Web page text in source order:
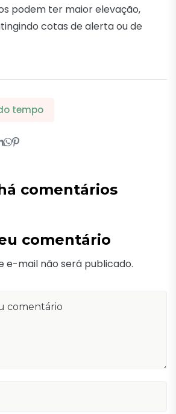
podem ter maior elevação,
cotas de alerta ou de
tempo
comentários
comentário
e-mail não será publicado.